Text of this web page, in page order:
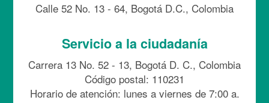
Calle 52 No. 13 - 64, Bogotá D.C., Colombia
Servicio a la ciudadanía
Carrera 13 No. 52 - 13, Bogotá D. C., Colombia
Código postal: 110231
Horario de atención: lunes a viernes de 7:00 a.